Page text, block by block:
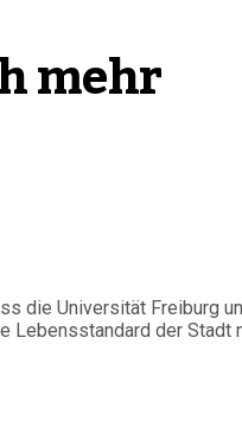
mehr
die Universität Freiburg
Lebensstandard der Stadt